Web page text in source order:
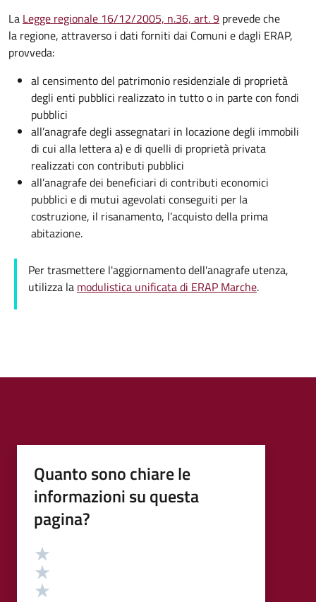
La Legge regionale 16/12/2005, n.36, art. 9 prevede che
la regione, attraverso i dati forniti dai Comuni e dagli ERAP,
provveda:
al censimento del patrimonio residenziale di proprietà
degli enti pubblici realizzato in tutto o in parte con fondi
pubblici
all’anagrafe degli assegnatari in locazione degli immobili
di cui alla lettera a) e di quelli di proprietà privata
realizzati con contributi pubblici
all’anagrafe dei beneficiari di contributi economici
pubblici e di mutui agevolati conseguiti per la
costruzione, il risanamento, l’acquisto della prima
abitazione.
Per trasmettere l'aggiornamento dell'anagrafe utenza,
utilizza la modulistica unificata di ERAP Marche.
Quanto sono chiare le
informazioni su questa
pagina?
Valutazione